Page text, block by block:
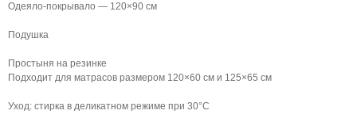
Одеяло-покрывало — 120×90 см
Подушка
Простыня на резинке
Подходит для матрасов размером 120×60 см и 125×65 см
Уход: стирка в деликатном режиме при 30°C